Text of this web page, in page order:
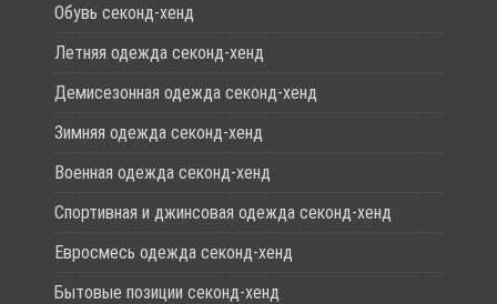
Обувь секонд-хенд
Летняя одежда секонд-хенд
Демисезонная одежда секонд-хенд
Зимняя одежда секонд-хенд
Военная одежда секонд-хенд
Спортивная и джинсовая одежда секонд-хенд
Евросмесь одежда секонд-хенд
Бытовые позиции секонд-хенд